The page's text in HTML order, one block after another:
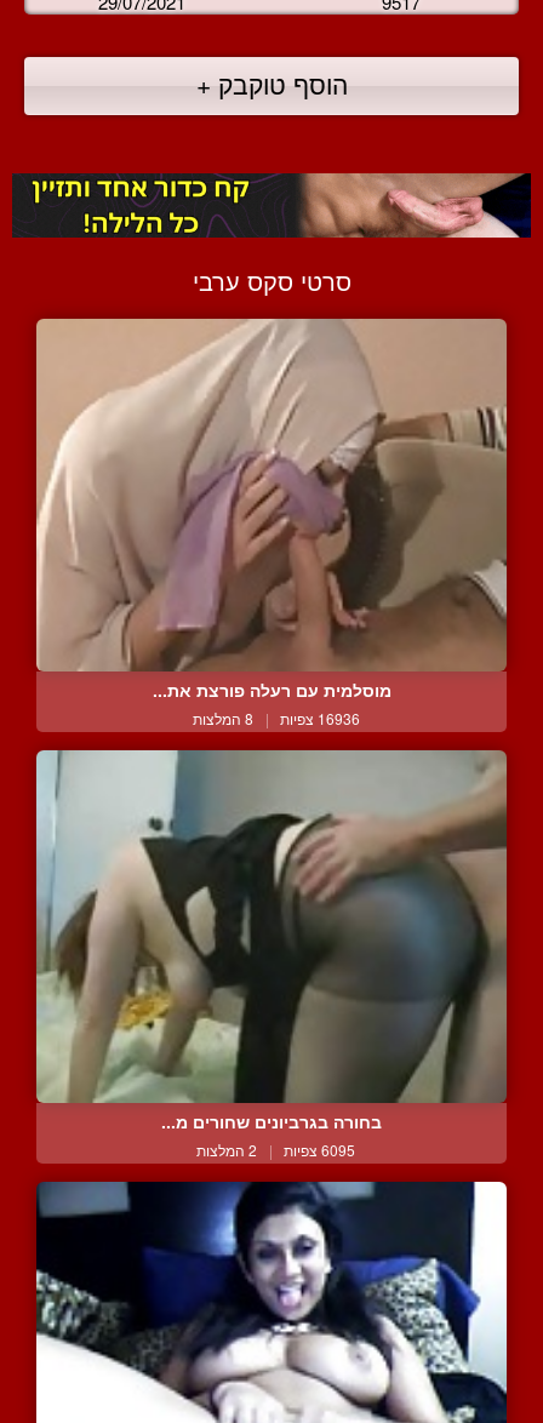
הוסף טוקבק +
סרטי סקס ערבי
מוסלמית עם רעלה פורצת את...
16936 צפיות | 8 המלצות
בחורה בגרביונים שחורים מ...
6095 צפיות | 2 המלצות